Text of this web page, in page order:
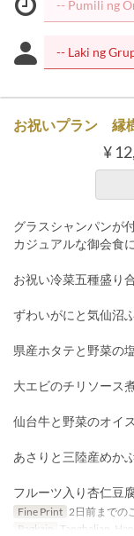
お祝いプラン 縁
¥
グラスシャンパンが
カジュアルな御会食
お祝い冷菜五種盛り
ずわいがにと気仙沼
県産ホタテと野菜の
大エビのチリソース
仙台牛と野菜のオイ
あさりと三陸産めか
フルーツ入り杏仁豆
Fine Print 2日前までの
Pagkain
Tanghalian,